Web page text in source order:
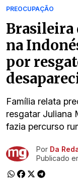
PREOCUPAÇÃO
Brasileira
na
por
Família relata
resgatar Juliana
fazia percurso
Ir direto pra matéria
Por Da
Publicado